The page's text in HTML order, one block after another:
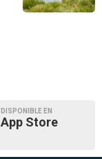
DISPONIBLE EN
App Store